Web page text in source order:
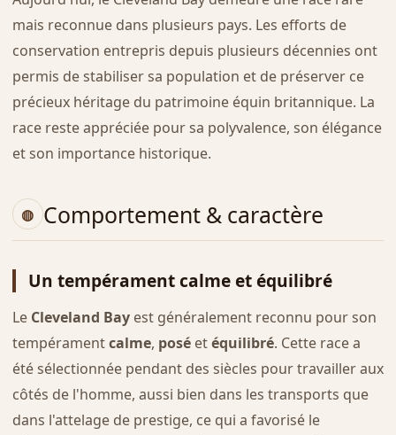
mais reconnue dans plusieurs pays. Les efforts de
conservation entrepris depuis plusieurs décennies ont
permis de stabiliser sa population et de préserver ce
précieux héritage du patrimoine équin britannique. La
race reste appréciée pour sa polyvalence, son élégance
et son importance historique.
Comportement & caractère
Un tempérament calme et équilibré
Le Cleveland Bayest généralement reconnu pour son
tempéramentcalme, poséetéquilibré. Cette race a
été sélectionnée pendant des siècles pour travailler aux
côtés de l'homme, aussi bien dans les transports que
dans l'attelage de prestige, ce qui a favorisé le